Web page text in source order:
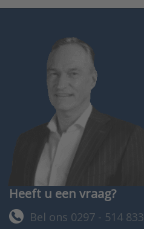
Heeft u een vraag?
Bel ons 0297 - 514 833